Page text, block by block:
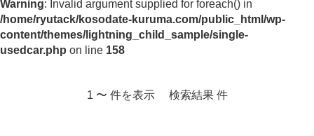
Warning: Invalid argument supplied for foreach() in
/home/ryutack/kosodate-kuruma.com/public_html/wp-
content/themes/lightning_child_sample/single-
usedcar.php on line 158
1 〜 件を表示 検索結果 件